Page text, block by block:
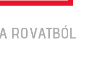
ROVATBÓL